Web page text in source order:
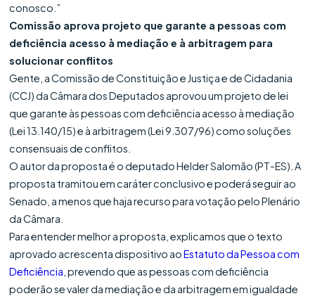
conosco.”
Comissão aprova projeto que garante a pessoas com
deficiência acesso à mediação e à arbitragem para
solucionar conflitos
Gente, a Comissão de Constituição e Justiça e de Cidadania
(CCJ) da Câmara dos Deputados aprovou um projeto de lei
que garante às pessoas com deficiência acesso à mediação
(Lei 13.140/15) e à arbitragem (Lei 9.307/96) como soluções
consensuais de conflitos.
O autor da proposta é o deputado Helder Salomão (PT-ES). A
proposta tramitou em caráter conclusivo e poderá seguir ao
Senado, a menos que haja recurso para votação pelo Plenário
da Câmara.
Para entender melhor a proposta, explicamos que o texto
aprovado acrescenta dispositivo aoEstatuto da Pessoa com
Deficiência , prevendo que as pessoas com deficiência
poderão se valer da mediação e da arbitragem em igualdade